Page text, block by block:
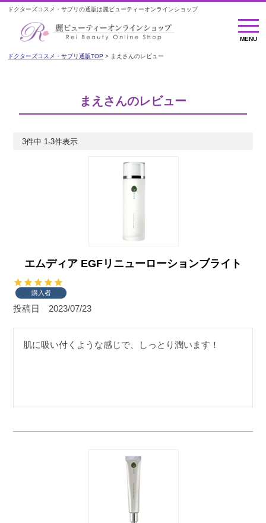
ドクターズコスメ・サプリの通販は麗ビューティーオンラインショップ
MENU
MENU
ドクターズコスメ・サプリ通販TOP まえさんのレビュー
まえさんのレビュー
3件中 1-3件表示
エムディア EGFリニューローションブライト
購入者
投稿日 2023/07/23
肌に吸い付くような感じで、しっとり潤います！